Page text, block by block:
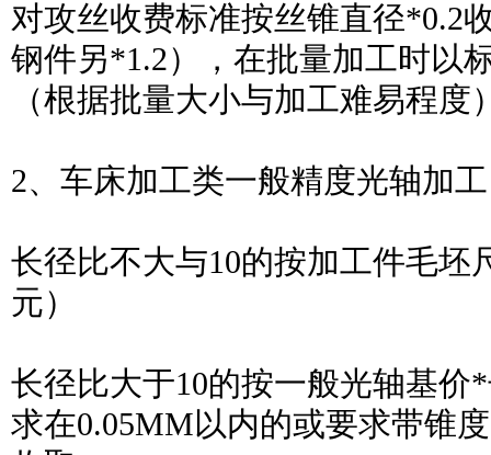
对攻丝收费标准按丝锥直径*0.2
钢件另*1.2），在批量加工时以
（根据批量大小与加工难易程度
2、车床加工类一般精度光轴加工
长径比不大与10的按加工件毛坯
元）
长径比大于10的按一般光轴基价
求在0.05MM以内的或要求带锥